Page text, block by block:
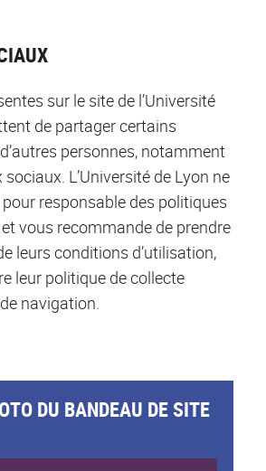
sur le site de l’Université
de partager certains
personnes, notamment
L’Université de Lyon ne
responsable des politiques
vous recommande de prendre
leurs conditions d’utilisation,
leur politique de collecte
navigation.
DU BANDEAU DE SITE